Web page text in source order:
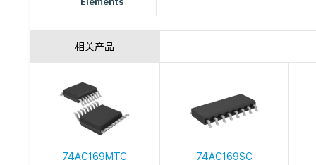
相关产品
74AC169MTC
74AC169SC